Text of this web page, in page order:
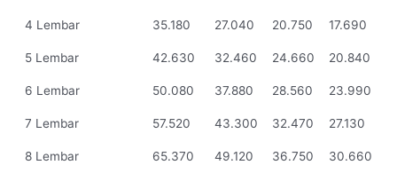
4 Lembar 35.180 27.040 20.750 17.690
5 Lembar 42.630 32.460 24.660 20.840
6 Lembar 50.080 37.880 28.560 23.990
7 Lembar 57.520 43.300 32.470 27.130
8 Lembar 65.370 49.120 36.750 30.660